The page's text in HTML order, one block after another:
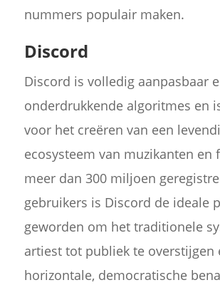
nummers populair maken.
Discord
Discord is volledig aanpasbaar
onderdrukkende algoritmes en
voor het creëren van een
ecosysteem van muzikanten en
meer dan 300 miljoen
gebruikers is Discord de ideale
geworden om het traditionele
artiest tot publiek te overstijgen
horizontale, democratische